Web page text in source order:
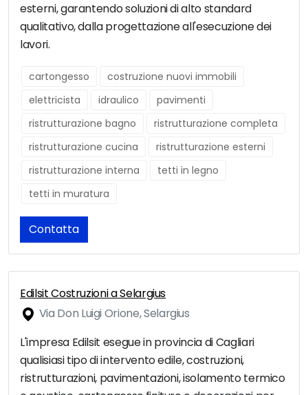
esterni, garantendo soluzioni di alto standard
qualitativo, dalla progettazione all'esecuzione dei
lavori.
cartongesso
costruzione nuovi immobili
elettricista
idraulico
pavimenti
ristrutturazione bagno
ristrutturazione completa
ristrutturazione cucina
ristrutturazione esterni
ristrutturazione interna
tetti in legno
tetti in muratura
Contatta
Edilsit Costruzioni a Selargius
Via Don Luigi Orione, Selargius
L'impresa Edilsit esegue in provincia di Cagliari
qualisiasi tipo di intervento edile, costruzioni,
ristrutturazioni, pavimentazioni, isolamento termico